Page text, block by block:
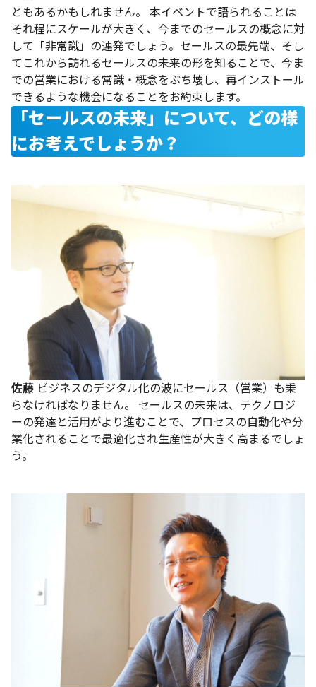
ともあるかもしれません。
本イベントで語られることは
それ程にスケールが大きく、今までのセールスの概念に対
して「非常識」の連発でしょう。セールスの最先端、そし
てこれから訪れるセールスの未来の形を知ることで、今ま
での営業における常識・概念をぶち壊し、再インストール
できるような機会になることをお約束します。
「セールスの未来」について、どの様
にお考えでしょうか？
佐藤 ビジネスのデジタル化の波にセールス（営業）も乗
らなければなりません。
セールスの未来は、テクノロジ
ーの発達と活用がより進むことで、プロセスの自動化や分
業化されることで最適化され生産性が大きく高まるでしょ
う。